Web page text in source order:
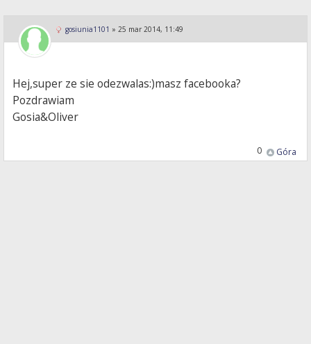
gosiunia1101 » 25 mar 2014, 11:49
Hej,super ze sie odezwalas:)masz facebooka?
Pozdrawiam
Gosia&Oliver
Góra
0